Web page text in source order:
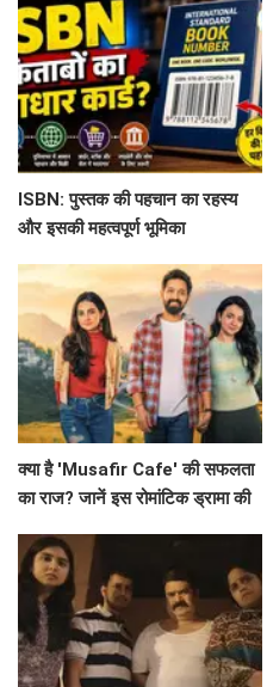
ISBN: पुस्तक की पहचान का रहस्य
और इसकी महत्वपूर्ण भूमिका
क्या है 'Musafir Cafe' की सफलता
का राज? जानें इस रोमांटिक ड्रामा की